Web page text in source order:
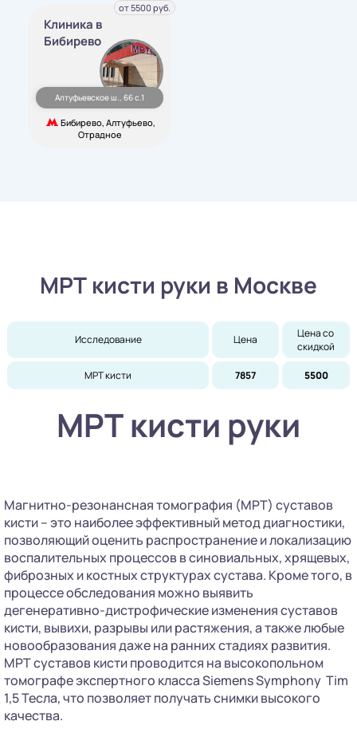
Клиника в
Бибирево
Алтуфьевское ш., 66 с.1
Бибирево, Алтуфьево,
Отрадное
от 5500 руб.
МРТ кисти руки в Москве
Исследование Цена
Цена со
скидкой
МРТ кисти 7857 5500
МРТ кисти руки
Магнитно-резонансная томография (МРТ) суставов
кисти – это наиболее эффективный метод диагностики,
позволяющий оценить распространение и локализацию
воспалительных процессов в синовиальных, хрящевых,
фиброзных и костных структурах сустава. Кроме того, в
процессе обследования можно выявить
дегенеративно-дистрофические изменения суставов
кисти, вывихи, разрывы или растяжения, а также любые
новообразования даже на ранних стадиях развития.
МРТ суставов кисти проводится на высокопольном
томографе экспертного класса Siemens Symphony Tim
1,5 Тесла, что позволяет получать снимки высокого
качества.